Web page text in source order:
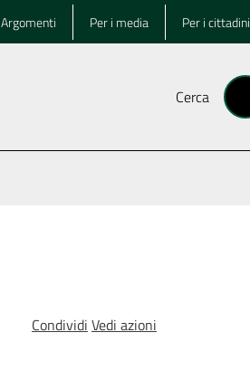
Argomenti Per i media Per i cittadini
Cerca
Condividi Vedi azioni